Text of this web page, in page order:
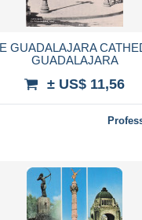
GUADALAJARA
GUADALAJARA
± US$ 11,56